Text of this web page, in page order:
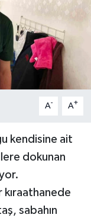
A- A+
kendisine ait
dokunan
sabahın